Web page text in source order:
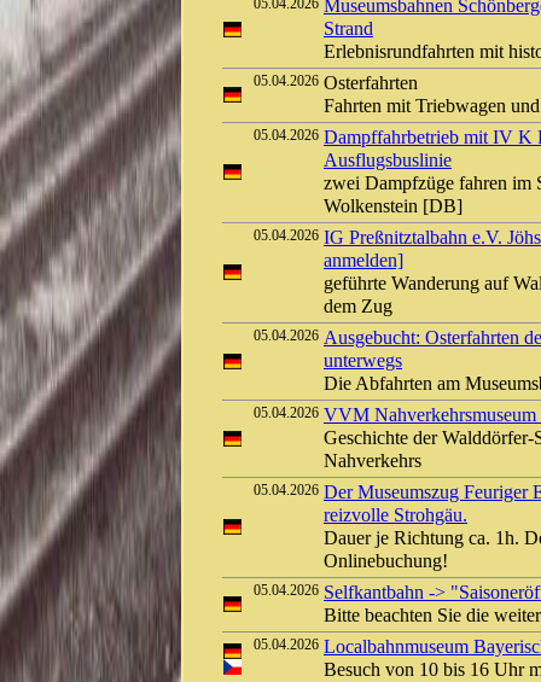
05.04.2026 Museumsbahnen
Strand
Erlebnisrundfahrten mit
05.04.2026 Osterfahrten
Fahrten mit Triebwagen
05.04.2026 Dampffahrbetrieb mit IV K
Ausflugsbuslinie
zwei Dampfzüge fahren im
Wolkenstein [DB]
05.04.2026 IG Preßnitztalbahn e.V.
anmelden]
geführte Wanderung auf
dem Zug
05.04.2026 Ausgebucht: Osterfahrten
unterwegs
Die Abfahrten am
05.04.2026 VVM
Geschichte der
Nahverkehrs
05.04.2026 Der Museumszug Feuriger
reizvolle Strohgäu.
Dauer je Richtung ca. 1h.
Onlinebuchung!
05.04.2026 Selfkantbahn ->
Bitte beachten Sie die
05.04.2026 Localbahnmuseum
Besuch von 10 bis 16 Uhr